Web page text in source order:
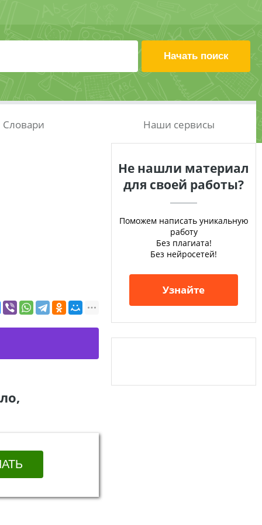
Словари Наши сервисы
Не нашли материал
для своей работы?
Поможем написать уникальную
работу
Без плагиата!
Без нейросетей!
Узнайте